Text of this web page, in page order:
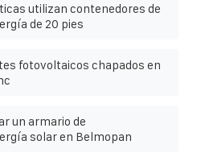
utilizan contenedores de
de 20 pies
fotovoltaicos chapados en
un armario de
solar en Belmopan